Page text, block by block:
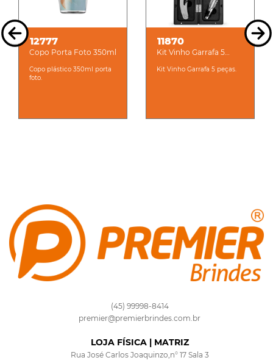
12777
Copo Porta Foto 350ml
Copo plástico 350ml porta
foto.
11870
Kit Vinho Garrafa 5
Kit Vinho Garrafa 5 peças.
(45) 99998-8414
premier@premierbrindes.com.br
LOJA FÍSICA | MATRIZ
Rua José Carlos Joaquinzo,n° 17 Sala 3